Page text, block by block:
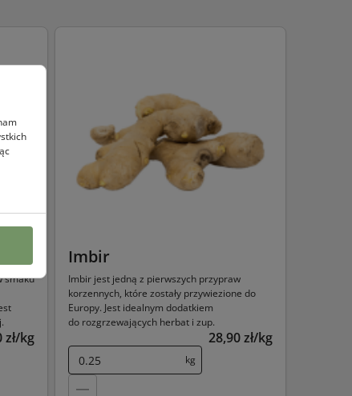
smaku
zł/kg
Imbir
Imbir jest jedną z pierwszych przypraw
korzennych, które zostały przywiezione do
Europy. Jest idealnym dodatkiem
do rozgrzewających herbat i zup.
28,90 zł/kg
kg